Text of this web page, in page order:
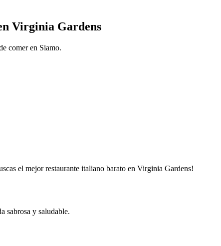
Virginia Gardens
comer en Siamo.
el mejor restaurante italiano barato en Virginia Gardens!
sabrosa y saludable.